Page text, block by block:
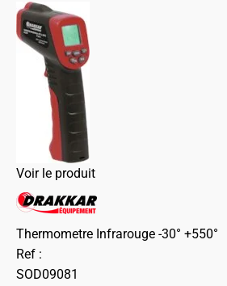
Voir le produit
Thermometre Infrarouge -30° +550°
Ref :
SOD09081